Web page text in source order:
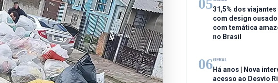
0531,5% dos
com design
com temática
no Brasil
06GERAL
Há anos | Nova
acesso ao Desvio